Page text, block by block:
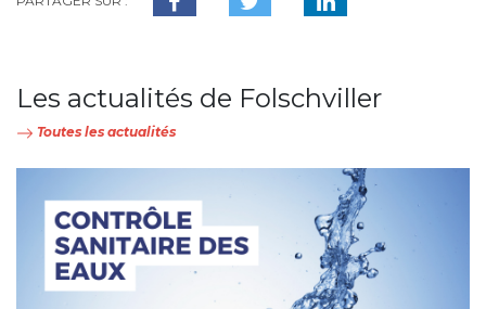
Les actualités de Folschviller
Toutes les actualités